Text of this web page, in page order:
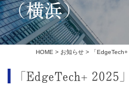
（横浜）
HOME> お知らせ> 「EdgeTech+
「EdgeTech+ 2025